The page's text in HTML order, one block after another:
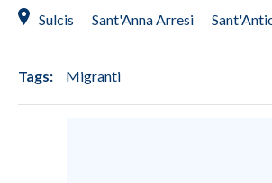
Sulcis Sant'Anna Arresi
Tags: Migranti